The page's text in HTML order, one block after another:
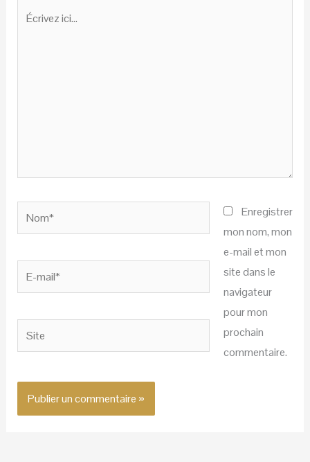
Écrivez
Nom*
E-
mail*
Site
Enregistrer
mon nom, mon
e-mail et mon
site dans le
navigateur
pour mon
prochain
commentaire.